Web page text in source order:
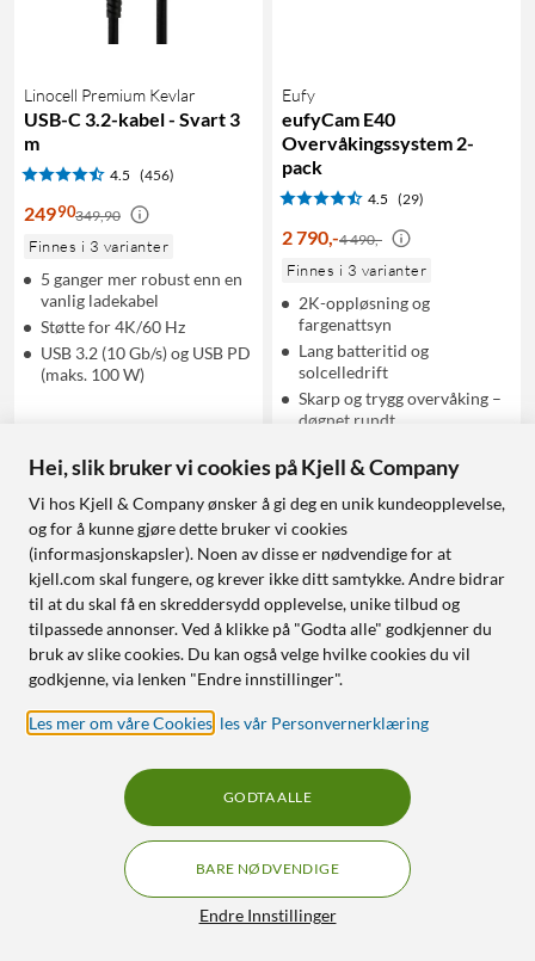
Linocell Premium Kevlar
USB-C 3.2-kabel - Svart 3
m
4.5 (456)
24990349,90
Finnes i 3 varianter
5 ganger mer robust enn en
vanlig ladekabel
Støtte for 4K/60 Hz
USB 3.2 (10 Gb/s) og USB PD
(maks. 100 W)
Nettlager: 100+ st
Eufy
eufyCam E40
Overvåkingssystem 2-
pack
4.5 (29)
2 790,-4 490,-
Finnes i 3 varianter
2K-oppløsning og
fargenattsyn
Lang batteritid og
solcelledrift
Skarp og trygg overvåking –
døgnet rundt
Nettlager: 20+ st
10% RABATT
Lekkasjedetektor
4.5
SPAR 200 KR
Tuner 3 Portabel DAB/FM-
radio Svart
(22)
1 290,-1 490,-
Hei, slik bruker vi cookies på Kjell & Company
Vi hos Kjell & Company ønsker å gi deg en unik kundeopplevelse,
og for å kunne gjøre dette bruker vi cookies
(informasjonskapsler). Noen av disse er nødvendige for at
kjell.com skal fungere, og krever ikke ditt samtykke. Andre bidrar
til at du skal få en skreddersydd opplevelse, unike tilbud og
tilpassede annonser. Ved å klikke på "Godta alle" godkjenner du
bruk av slike cookies. Du kan også velge hvilke cookies du vil
godkjenne, via lenken "Endre innstillinger".
Les mer om våre Cookies les vår Personvernerklæring
Endre Innstillinger
BARE NØDVENDIGE
GODTA ALLE